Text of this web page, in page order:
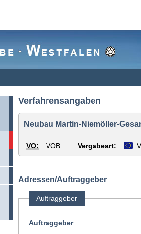
Verfahrensangaben
Neubau Martin-Niemöller-
VO: VOB Vergabeart:
Adressen/Auftraggeber
Auftraggeber
Auftraggeber